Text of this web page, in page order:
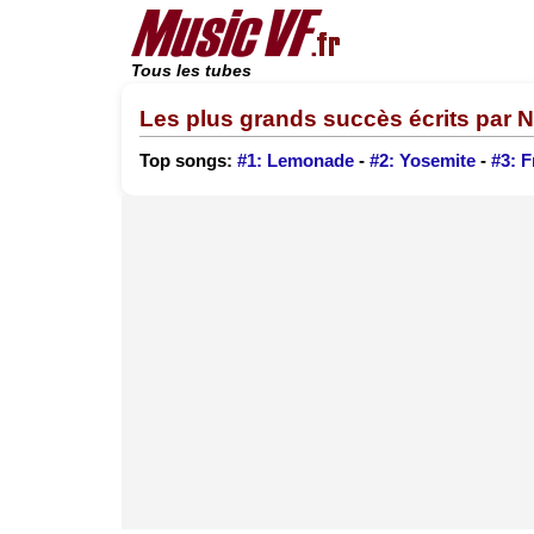
Tous les tubes
Les plus grands succès écrits par
Top songs: #1: Lemonade - #2: Yosemite - #3: